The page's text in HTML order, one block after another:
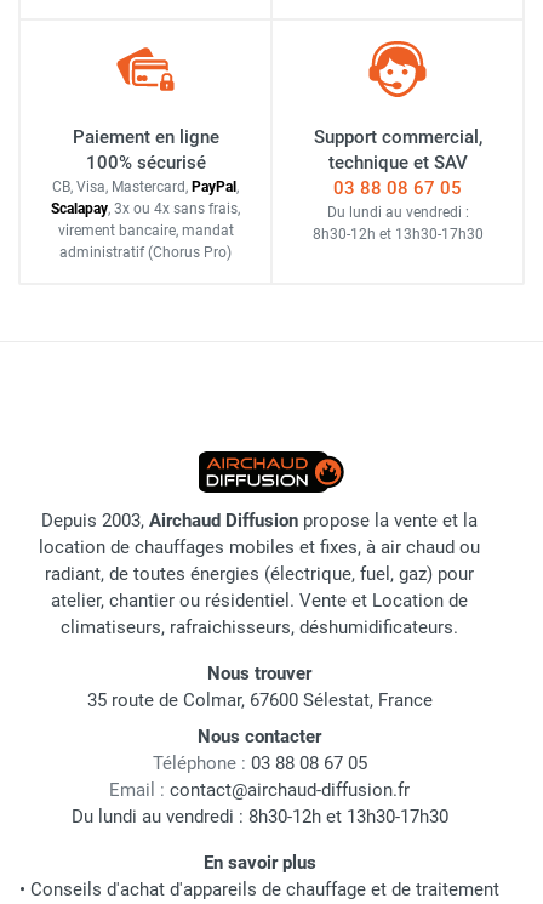
Paiement en ligne
100% sécurisé
CB, Visa, Mastercard, PayPal ,
Scalapay, 3x ou 4x sans frais,
virement bancaire, mandat
administratif (Chorus Pro)
Support commercial,
technique et SAV
03 88 08 67 05
Du lundi au vendredi :
8h30-12h et 13h30-17h30
Depuis 2003, Airchaud Diffusion propose la vente et la
location de chauffages mobiles et fixes, à air chaud ou
radiant, de toutes énergies (électrique, fuel, gaz) pour
atelier, chantier ou résidentiel. Vente et Location de
climatiseurs, rafraichisseurs, déshumidificateurs.
Nous trouver
35 route de Colmar, 67600 Sélestat, France
Nous contacter
Téléphone : 03 88 08 67 05
Email : contact@airchaud-diffusion.fr
Du lundi au vendredi : 8h30-12h et 13h30-17h30
En savoir plus
• Conseils d'achat d'appareils de chauffage et de traitement